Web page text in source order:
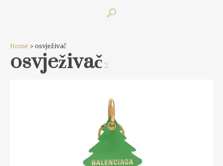
Home > osvježivač
osvježivač 2
READ MORE